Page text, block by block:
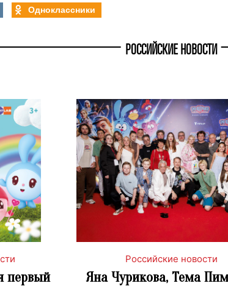
Одноклассники
РОССИЙСКИЕ НОВОСТИ
первый
Российские новости
Яна Чурикова, Тема